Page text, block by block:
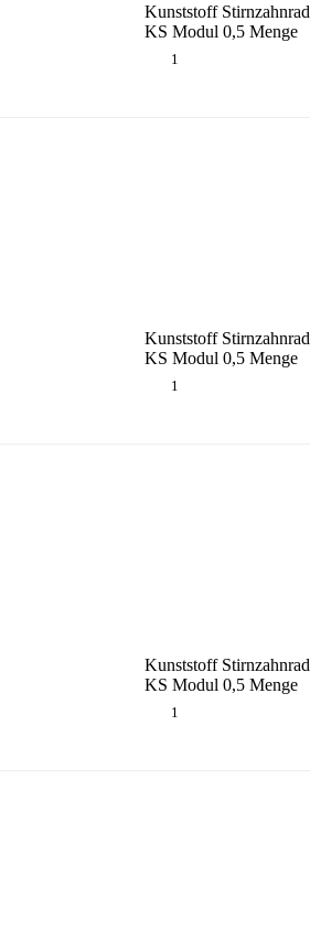
Kunststoff Stirnzahnrad
KS Modul 0,5 Menge
Kunststoff Stirnzahnrad
KS Modul 0,5 Menge
Kunststoff Stirnzahnrad
KS Modul 0,5 Menge